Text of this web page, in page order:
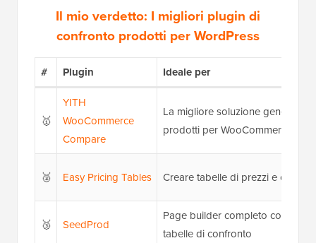
Il mio verdetto: I migliori plugin di
confronto prodotti per WordPress
# Plugin Ideale per
🥇
YITH
WooCommerce
Compare
La migliore soluzione generale
prodotti per WooCommerce
🥈 Easy Pricing Tables Creare tabelle di prezzi e
🥉 SeedProd
Page builder completo con
tabelle di confronto